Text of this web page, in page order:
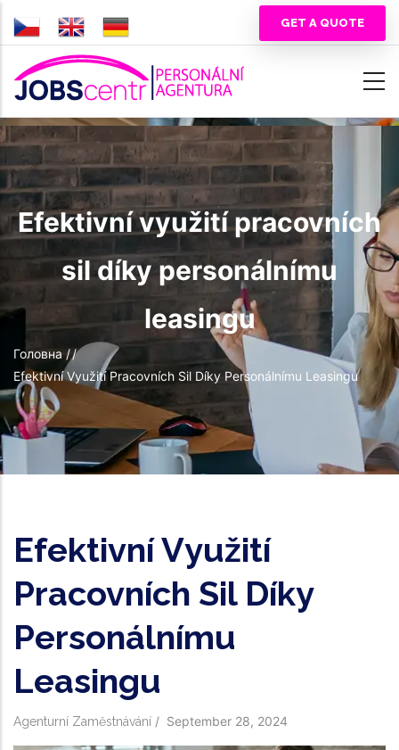
Перейти
до
основного
вмісту
GET A QUOTE
Efektivní využití pracovních
sil díky personálnímu
leasingu
Рядок
навіґації
Головна //
Efektivní Využití Pracovních Sil Díky Personálnímu Leasingu
Efektivní Využití
Pracovních Sil Díky
Personálnímu
Leasingu
Agenturní Zaměstnávání / September 28, 2024